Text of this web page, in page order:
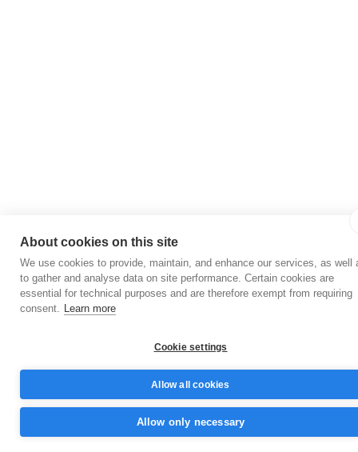
About cookies on this site
We use cookies to provide, maintain, and enhance our services, as well
to gather and analyse data on site performance. Certain cookies are
essential for technical purposes and are therefore exempt from requiring
consent. Learn more
Cookie settings
Allow all cookies
Allow only necessary